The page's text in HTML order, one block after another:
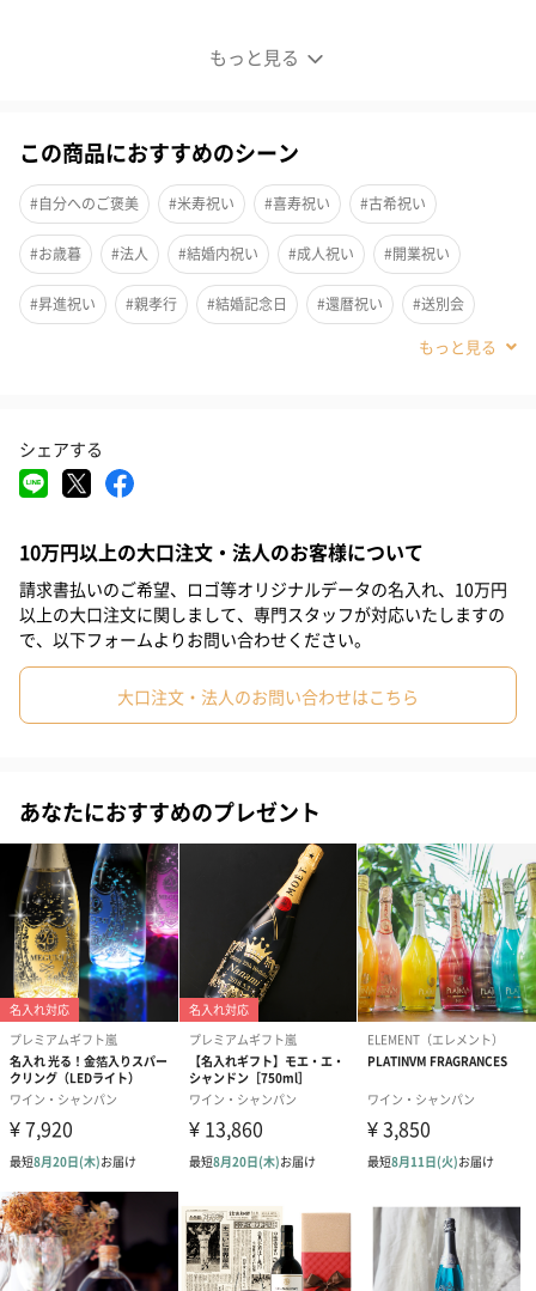
もっと見る
受賞歴多数！飲みやすいロゼワイン
ンガイドGuide Hachetteにおいて受賞歴多数 (フランス最高ワイ
業100年を超える老舗ドメインであり、数十年前からオーガニック
ワイン製造に取り組み受賞歴は歴代最多です。
同銘柄2018版はフランスワインコンクールで多数受賞しました
が、2019版はさらに葡萄の出来がよくバランスよく仕上がったと
「Domaine La Rose des Vents（ドメイン ラ ローズデヴ
ォン）」
フランス、欧州のオーガニック認証（BIO、AB）をダブルで受賞
しています。100年を超える老舗ワイナリーで、オーガニックワイ
ンの作り手としては数十年前から取り組んでいることが評価され
ワイナリー自体がオーガニック認証を獲得しています。
特別な方へ、特別なワインのギフトを
ギフトオプションあり
各種熨斗、メッセージカード、オリジナルエコバッグや、国際eco
この商品におすすめのシーン
#自分へのご褒美 #米寿祝い #喜寿祝い #古希祝い
#お歳暮 #法人 #結婚内祝い #成人祝い #開業祝い
#昇進祝い #親孝行 #結婚記念日 #還暦祝い #送別会
#ホワイトデー
#パーティー
#母の日 #結婚祝い
#取引先女性 #取引先男性 #義母 #義父 #祖父
#彼女 #父親 #妻 #夫 #女性 #男性 #男友達
#女友達 #彼氏 #20代前半 #20代後半
#60代
シェアする
10万円以上の大口注文・法人のお客様について
請求書払いのご希望、ロゴ等オリジナルデータの名入れ、10万円
以上の大口注文に関しまして、専門スタッフが対応いたしますの
で、以下フォームよりお問い合わせください。
大口注文・法人のお問い合わせはこちら
あなたにおすすめのプレゼント